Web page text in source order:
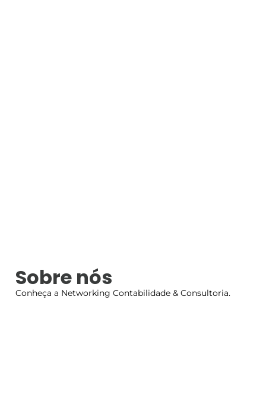
Sobre nós
Conheça a Networking Contabilidade & Consultoria.